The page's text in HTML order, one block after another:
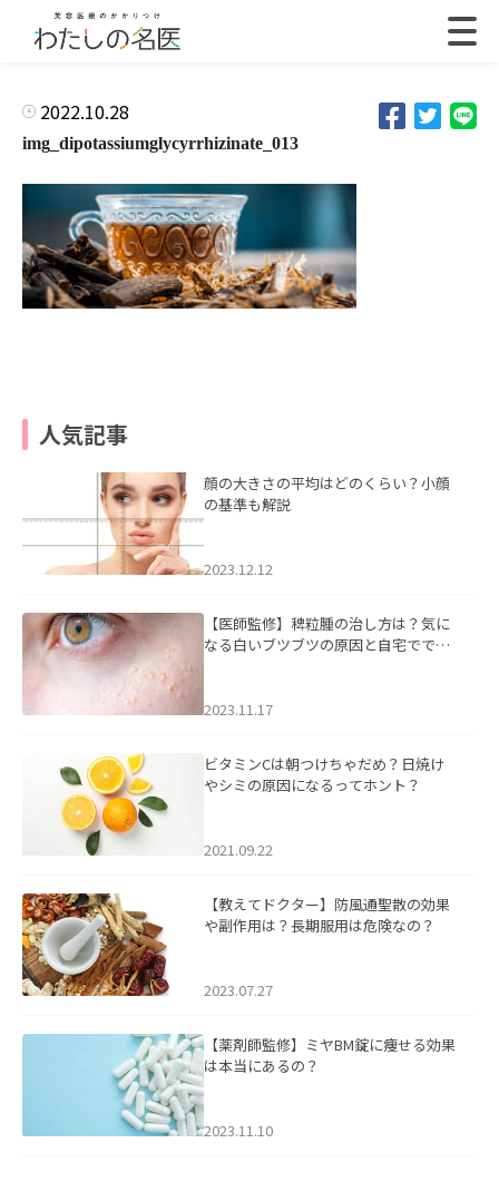
2022.10.28
img_dipotassiumglycyrrhizinate_013
人気記事
顔の大きさの平均はどのくらい？小顔
の基準も解説
2023.12.12
【医師監修】稗粒腫の治し方は？気に
なる白いブツブツの原因と自宅ででき
2023.11.17
ビタミンCは朝つけちゃだめ？日焼け
やシミの原因になるってホント？
2021.09.22
【教えてドクター】防風通聖散の効果
や副作用は？長期服用は危険なの？
2023.07.27
【薬剤師監修】ミヤBM錠に痩せる効果
は本当にあるの？
2023.11.10